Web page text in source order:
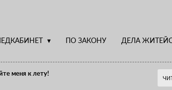
ПО ЗАКОНУ ДЕЛА
меня к лету!